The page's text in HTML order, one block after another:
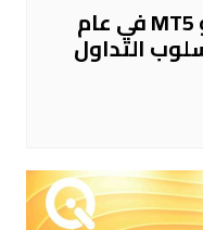
مقارنة بين منصتي MT4 و MT5 في عام
التداول